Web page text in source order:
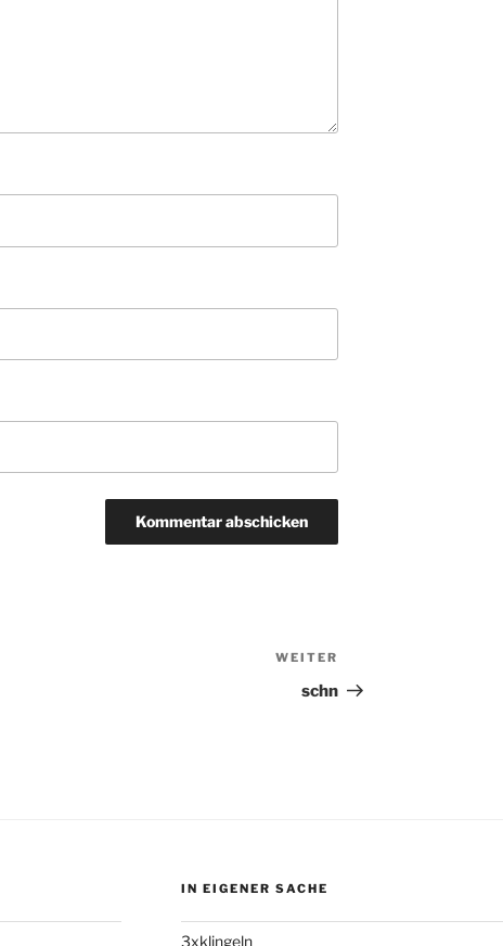
Beitrag
WEITER
schn
IN EIGENER SACHE
3xklingeln